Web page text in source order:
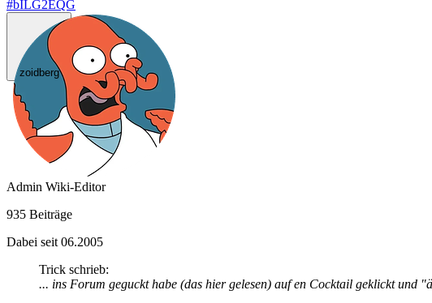
#bILG2EQG
zoidberg
Admin Wiki-Editor
935 Beiträge
Dabei seit 06.2005
Trick schrieb:
... ins Forum geguckt habe (das hier gelesen) auf en Cocktail geklickt und